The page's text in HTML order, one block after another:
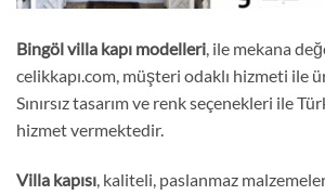
Bingölvilla kapı modelleri, ile mekana
celikkapı.com, müşteri odaklı hizmeti ile
Sınırsız tasarım ve renk seçenekleri ile
hizmet vermektedir.
Villa kapısı, kaliteli, paslanmaz